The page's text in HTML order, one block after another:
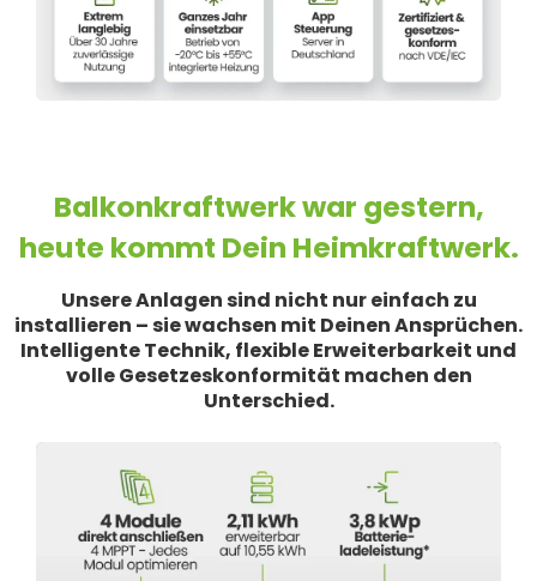
Balkonkraftwerk war gestern,
heute kommt Dein Heimkraftwerk.
Unsere Anlagen sind nicht nur einfach zu
installieren – sie wachsen mit Deinen Ansprüchen.
Intelligente Technik, flexible Erweiterbarkeit und
volle Gesetzeskonformität machen den
Unterschied.